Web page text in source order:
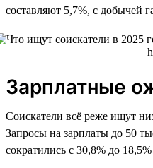
составляют 5,7%, с добычей
Зарплатные
Соискатели всё реже ищут
Запросы на зарплаты до 50
сократились с 30,8% до